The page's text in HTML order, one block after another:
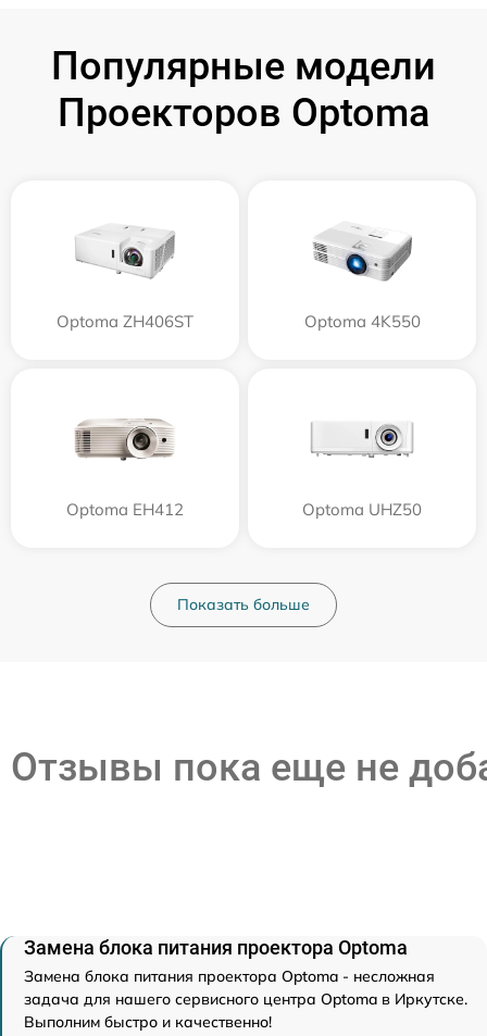
Популярные модели
Проекторов Optoma
Optoma ZH406ST Optoma 4K550
Optoma EH412 Optoma UHZ50
Показать больше
Отзывы пока еще не
Замена блока питания проектора Optoma
Замена блока питания проектора Optoma - несложная
задача для нашего сервисного центра Optoma в Иркутске.
Выполним быстро и качественно!